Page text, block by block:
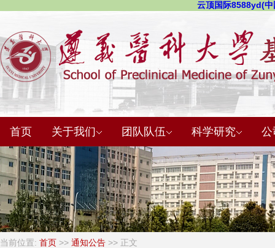
云顶国际8588yd(
首页 关于我们 团队队伍 科学研究 公
当前位置: 首页 >> 通知公告 >> 正文